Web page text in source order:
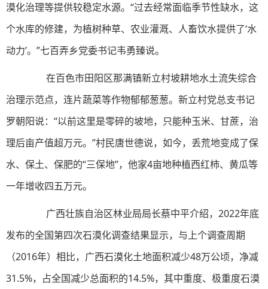
漠化治理等提供较稳定水源。“过去经常面临季节性缺水，这
个水库的修建，为植树种草、农业灌溉、人畜饮水提供了‘水
动力’。”七百弄乡党委书记韦勇臻说。
在百色市田阳区那满镇新立村坡耕地水土流失综合
治理示范点，连片蔬菜等作物郁郁葱葱。新立村党总支书记
罗朝阳说：“以前这里是零碎的坡地，只能种玉米、甘蔗，治
理后亩产值超万元。”村民唐世德说，如今，丢荒地变成了保
水、保土、保肥的“三保地”，他家4亩地种植西红柿、黄瓜等
一年增收四五万元。
广西壮族自治区林业局局长蔡中平介绍，2022年底
发布的全国第四次石漠化调查结果显示，与上个调查周期
（2016年）相比，广西石漠化土地面积减少48万公顷，净减
31.5%，占全国减少总面积的14.5%，其中重度、极重度石漠